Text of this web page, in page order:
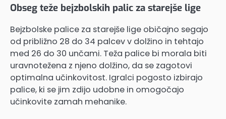
Obseg teže bejzbolskih palic za starejše lige
Bejzbolske palice za starejše lige običajno segajo
od približno 28 do 34 palcev v dolžino in tehtajo
med 26 do 30 unčami. Teža palice bi morala biti
uravnotežena z njeno dolžino, da se zagotovi
optimalna učinkovitost. Igralci pogosto izbirajo
palice, ki se jim zdijo udobne in omogočajo
učinkovite zamah mehanike.